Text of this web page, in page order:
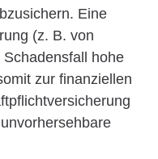
Eine
(z. B. von
hohe
zur finanziellen